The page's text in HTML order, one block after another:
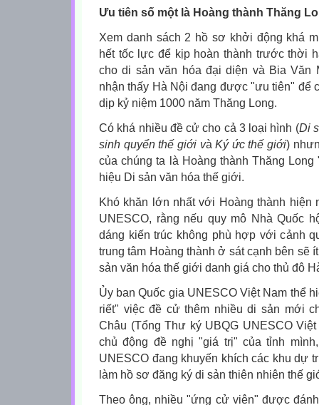
Ưu tiên số một là Hoàng thành Thăng
Xem danh sách 2 hồ sơ khởi động khá
hết tốc lực để kịp hoàn thành trước thời
cho di sản văn hóa đại diện và Bia Văn
nhận thấy Hà Nội đang được "ưu tiên" để
dịp kỷ niệm 1000 năm Thăng Long.
Có khá nhiều đề cử cho cả 3 loại hình (Di
sinh quyển thế giới vàKý ức thế giới)
của chúng ta là Hoàng thành Thăng
hiệu Di sản văn hóa thế giới.
Khó khăn lớn nhất với Hoàng thành hiện
UNESCO, rằng nếu quy mô Nhà Quốc
dáng kiến trúc không phù hợp với cảnh
trung tâm Hoàng thành ở sát cạnh bên sẽ
sản văn hóa thế giới danh giá cho thủ đô
Ủy ban Quốc gia UNESCO Việt Nam thể
riết" việc đề cử thêm nhiều di sản mới
Châu (Tổng Thư ký UBQG UNESCO
chủ động đề nghị "giá trị" của tỉnh
UNESCO đang khuyến khích các khu dự
làm hồ sơ đăng ký di sản thiên nhiên thế
Theo ông, nhiều "ứng cử viên" được